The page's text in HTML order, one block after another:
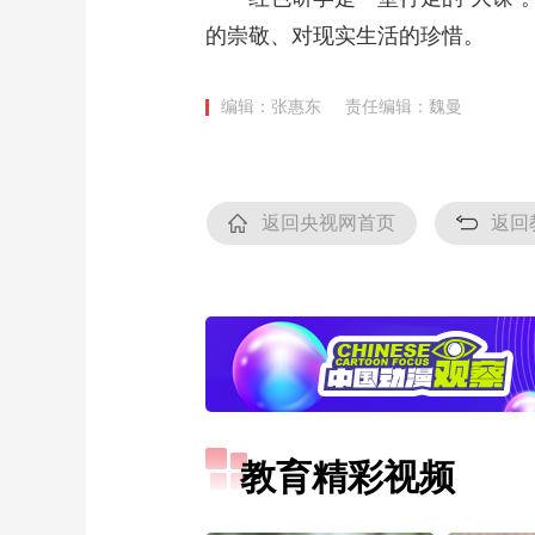
的崇敬、对现实生活的珍惜。
编辑：张惠东 责任编辑：魏曼
返回央视网首页 返回
教育精彩视频